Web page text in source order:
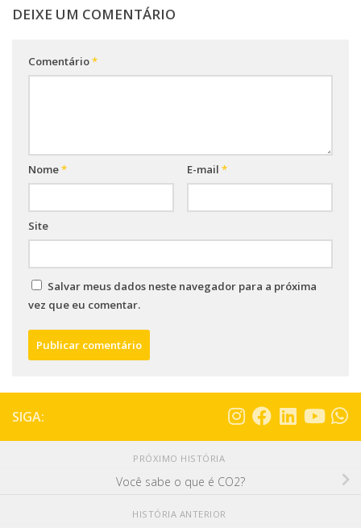
DEIXE UM COMENTÁRIO
Comentário*
Nome* E-mail *
Site
Salvar meus dados neste navegador para a próxima
vez que eu comentar.
SIGA:
PRÓXIMO HISTÓRIA
Você sabe o que é CO2?
HISTÓRIA ANTERIOR